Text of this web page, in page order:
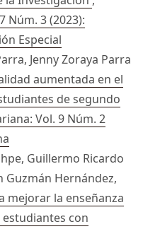
Núm. 3 (2023):
Especial
Jenny Zoraya Parra
aumentada en el
de segundo
Vol. 9 Núm. 2
Guillermo Ricardo
Guzmán Hernández,
mejorar la enseñanza
con